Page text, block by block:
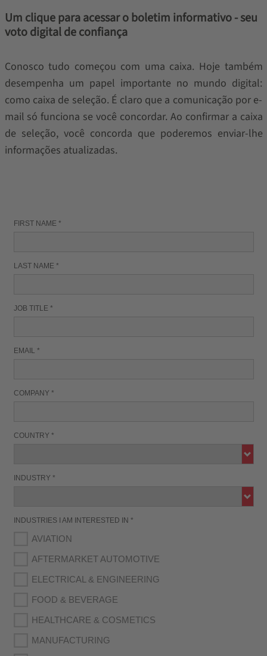
Um clique para acessar o boletim informativo - seu
voto digital de confiança
Conosco tudo começou com uma caixa. Hoje também
desempenha um papel importante no mundo digital:
como caixa de seleção. É claro que a comunicação por e-
mail só funciona se você concordar. Ao confirmar a caixa
de seleção, você concorda que poderemos enviar-lhe
informações atualizadas.